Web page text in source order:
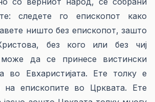
следете го епископот како
ништо без епископот, зашто
без кого или без чиј
да се принесе вистински
во Евхаристијата. Ете толку е
на епископите во Црквата. Ете